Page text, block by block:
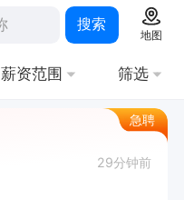
搜索
地图
薪资范围 筛选
急聘
29分钟前